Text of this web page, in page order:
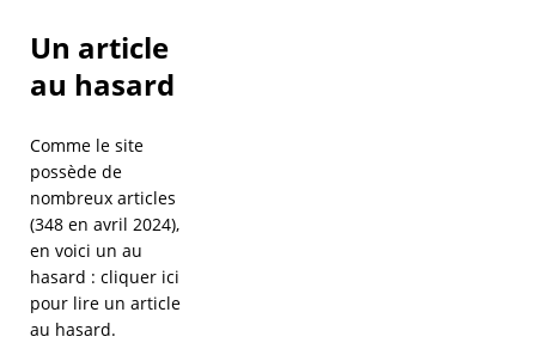
Un article
au hasard
Comme le site
possède de
nombreux articles
(348 en avril 2024),
en voici un au
hasard : cliquer ici
pour lire un article
au hasard.